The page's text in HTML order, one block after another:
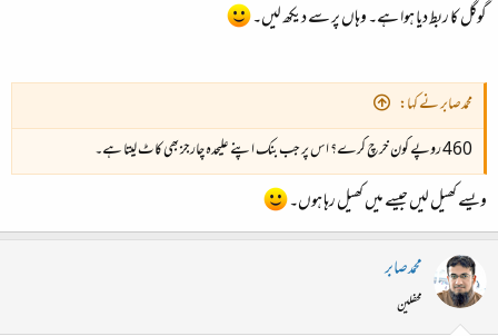
گوگل کا ربط دیا ہوا ہے۔ وہاں پر سے دیکھ لیں۔
محمدصابر نے کہا:
460 روپے کون خرچ کرے؟ اس پر جب بنک اپنے علیحدہ چارجز بھی کاٹ لیتا ہے۔
ویسے کھیل لیں جیسے میں کھیل رہا ہوں۔
محمدصابر
محفلین